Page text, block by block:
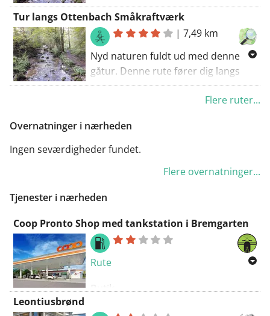
Denne gåtur tager dig langs de
fineste veje i Ottenbach kommune.
Du vil også opdage en del af en
langdistance cykelrute under denne
rute. Nyd oplevelsen!
Tur langs Ottenbach Småkraftværk
|7,49 km
Nyd naturen fuldt ud med denne
gåtur. Denne rute fører dig langs
nogle grusveje. Hvis du undgår en
parkeringspladsen. Du vil helt
sikkert blive charmeret af denne
Flere ruter...
Overnatninger i nærheden
Ingen seværdigheder fundet.
Flere overnatninger...
Tjenester i nærheden
Coop Pronto Shop med tankstation i Bremgarten
Rute
Butik
Hot Dog
Leontiusbrønd